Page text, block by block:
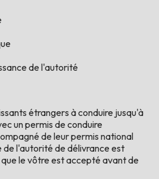
de l'autorité
étrangers à conduire jusqu'à
un permis de conduire
de leur permis national
de l'autorité de délivrance est
le vôtre est accepté avant de